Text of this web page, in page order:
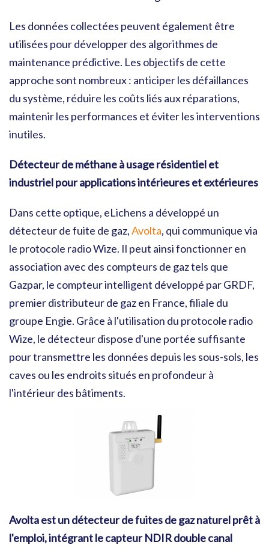
Les données collectées peuvent également être
utilisées pour développer des algorithmes de
maintenance prédictive. Les objectifs de cette
approche sont nombreux : anticiper les défaillances
du système, réduire les coûts liés aux réparations,
maintenir les performances et éviter les interventions
inutiles.
Détecteur de méthane à usage résidentiel et
industriel pour applications intérieures et extérieures
Dans cette optique, eLichens a développé un
détecteur de fuite de gaz,Avolta, qui communique via
le protocole radio Wize. Il peut ainsi fonctionner en
association avec des compteurs de gaz tels que
Gazpar, le compteur intelligent développé par GRDF,
premier distributeur de gaz en France, filiale du
groupe Engie. Grâce à l'utilisation du protocole radio
Wize, le détecteur dispose d'une portée suffisante
pour transmettre les données depuis les sous-sols, les
caves ou les endroits situés en profondeur à
l'intérieur des bâtiments.
Avolta est un détecteur de fuites de gaz naturel prêt à
l'emploi, intégrant le capteur NDIR double canal